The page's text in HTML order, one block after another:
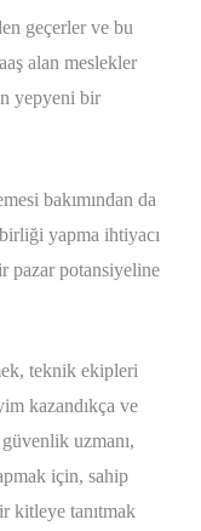
geçerler ve bu
alan meslekler
yepyeni bir
bakımından da
yapma ihtiyacı
pazar potansiyeline
teknik ekipleri
kazandıkça ve
uzmanı,
için, sahip
kitleye tanıtmak